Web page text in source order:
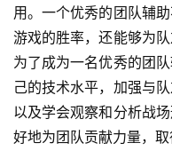
用。一个优秀的团队辅
游戏的胜率，还能够为
为了成为一名优秀的团
己的技术水平，加强与
以及学会观察和分析战
好地为团队贡献力量，取